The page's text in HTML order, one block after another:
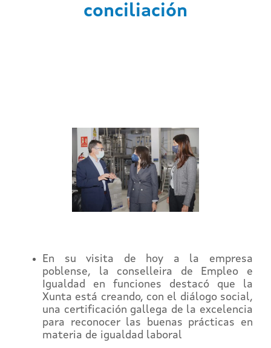
conciliación
En su visita de hoy a la empresa
poblense, la conselleira de Empleo e
Igualdad en funciones destacó que la
Xunta está creando, con el diálogo social,
una certificación gallega de la excelencia
para reconocer las buenas prácticas en
materia de igualdad laboral